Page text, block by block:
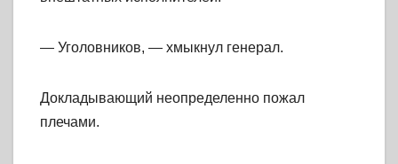
— Уголовников, — хмыкнул генерал.
Докладывающий неопределенно пожал
плечами.